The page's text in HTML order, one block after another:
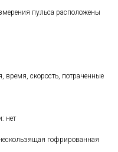
пульса расположены
время, скорость, потраченные
нет
гофрированная